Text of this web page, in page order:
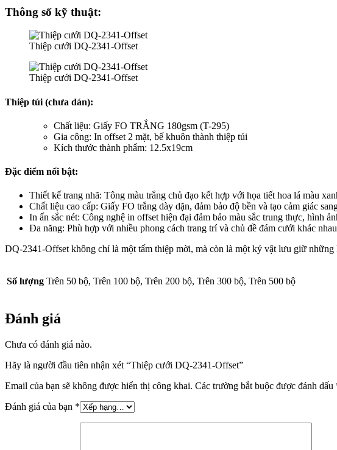
Thông số kỹ thuật:
Thiệp cưới DQ-2341-Offset
Thiệp cưới DQ-2341-Offset
Thiệp túi (chưa dán):
Chất liệu: Giấy FO TRẮNG 180gsm (T-295)
Gia công: In offset 2 mặt, bế khuôn thành thiệp túi
Kích thước thành phẩm: 12.5x19cm
Đặc điểm nổi bật:
Thiết kế trang nhã: Tông màu trắng chủ đạo kết hợp với họa tiết hoa lá màu
Chất liệu cao cấp: Giấy FO trắng dày dặn, đảm bảo độ bền và tạo cảm giác
In ấn sắc nét: Công nghệ in offset hiện đại đảm bảo màu sắc trung thực, hình
Đa năng: Phù hợp với nhiều phong cách trang trí và chủ đề đám cưới khác
DQ-2341-Offset không chỉ là một tấm thiệp mời, mà còn là một kỷ vật lưu giữ những
Số lượng Trên 50 bộ, Trên 100 bộ, Trên 200 bộ, Trên 300 bộ, Trên 500 bộ
Đánh giá
Chưa có đánh giá nào.
Hãy là người đầu tiên nhận xét “Thiệp cưới DQ-2341-Offset”
Email của bạn sẽ không được hiển thị công khai. Các trường bắt buộc được đánh dấu
Đánh giá của bạn *